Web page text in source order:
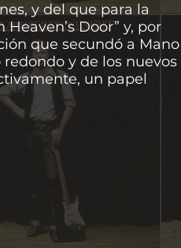
y del que para la
Door” y, por
que secundó a Mano
y de los nuevos
un papel